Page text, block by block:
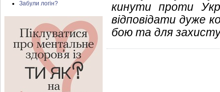
Забули логін?
кинути проти
відповідати дуже
бою та для захисту